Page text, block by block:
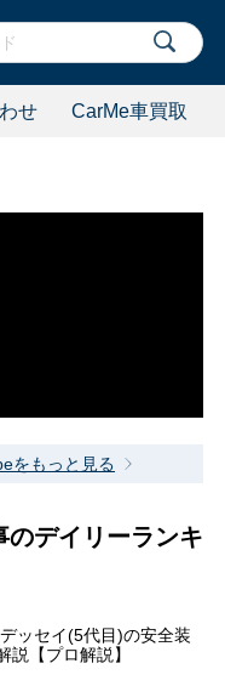
せ CarMe車買取
をもっと見る
のデイリーランキ
ッセイ(5代目)の安全装
説【プロ解説】